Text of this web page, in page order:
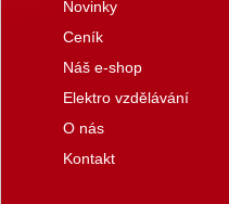
Novinky
Ceník
Náš e-shop
Elektro vzdělávání
O nás
Kontakt